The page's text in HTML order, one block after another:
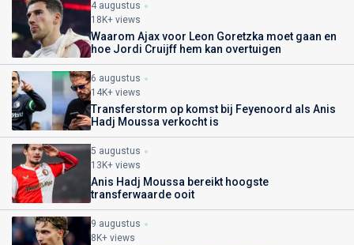
4 augustus
18K+ views
Waarom Ajax voor Leon Goretzka moet gaan en
hoe Jordi Cruijff hem kan overtuigen
6 augustus
14K+ views
Transferstorm op komst bij Feyenoord als Anis
Hadj Moussa verkocht is
5 augustus
13K+ views
Anis Hadj Moussa bereikt hoogste
transferwaarde ooit
9 augustus
8K+ views